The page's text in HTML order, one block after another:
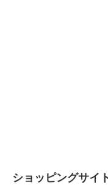
ショッピングサイ